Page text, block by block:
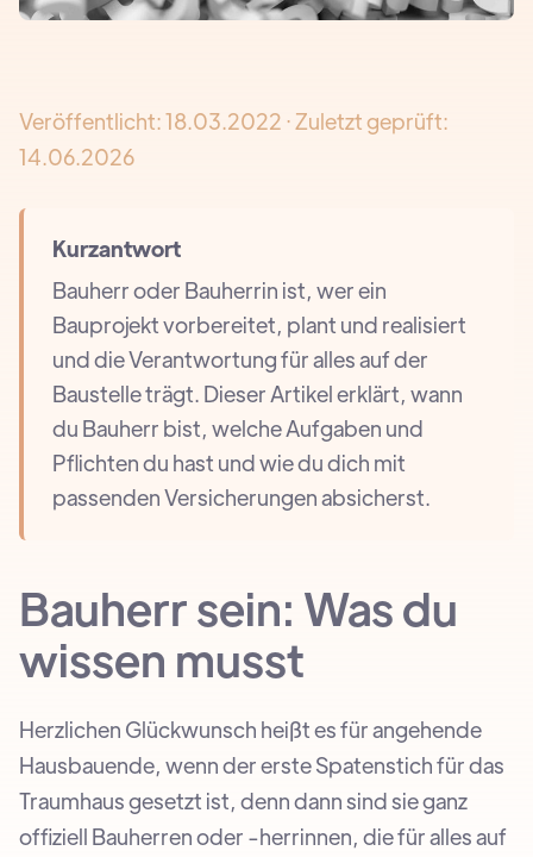
Veröffentlicht:18.03.2022 · Zuletzt geprüft:
14.06.2026
Kurzantwort
Bauherr oder Bauherrin ist, wer ein
Bauprojekt vorbereitet, plant und realisiert
und die Verantwortung für alles auf der
Baustelle trägt. Dieser Artikel erklärt, wann
du Bauherr bist, welche Aufgaben und
Pflichten du hast und wie du dich mit
passenden Versicherungen absicherst.
Bauherr sein: Was du
wissen musst
Herzlichen Glückwunsch heißt es für angehende
Hausbauende, wenn der erste Spatenstich für das
Traumhaus gesetzt ist, denn dann sind sie ganz
offiziell Bauherren oder -herrinnen, die für alles auf